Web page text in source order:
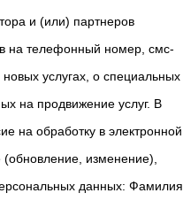
и (или) партнеров
на телефонный номер, смс-
услугах, о специальных
на продвижение услуг. В
на обработку в электронной
изменение),
данных: Фамилия,